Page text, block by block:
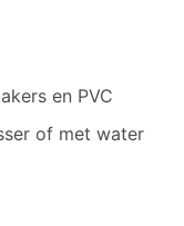
en PVC
of met water